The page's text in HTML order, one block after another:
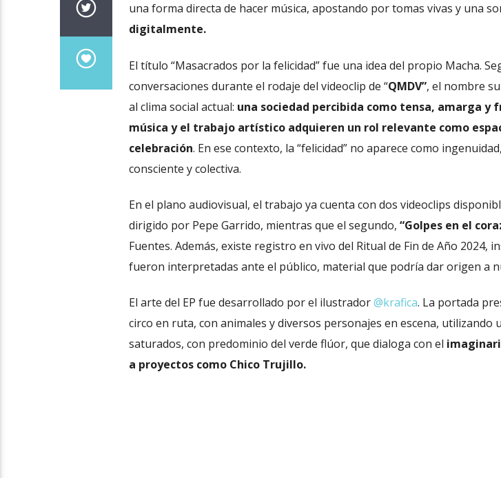
una forma directa de hacer música, apostando por tomas vivas y una
digitalmente.
El título “Masacrados por la felicidad” fue una idea del propio Macha.
conversaciones durante el rodaje del videoclip de “QMDV”, el nombre
al clima social actual: una sociedad percibida como tensa, amarga y
música y el trabajo artístico adquieren un rol relevante como
celebración. En ese contexto, la “felicidad” no aparece como
consciente y colectiva.
En el plano audiovisual, el trabajo ya cuenta con dos videoclips
dirigido por Pepe Garrido, mientras que el segundo, “Golpes en el
Fuentes. Además, existe registro en vivo del Ritual de Fin de Año 2024,
fueron interpretadas ante el público, material que podría dar origen a
El arte del EP fue desarrollado por el ilustrador@krafica. La portada
circo en ruta, con animales y diversos personajes en escena, utilizando
saturados, con predominio del verde flúor, que dialoga con el
a proyectos como Chico Trujillo.